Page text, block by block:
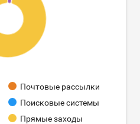
Почтовые рассылки
Поисковые системы
Прямые заходы